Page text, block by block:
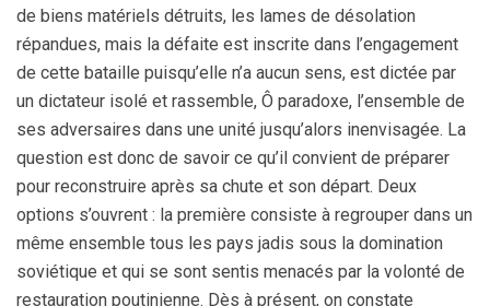
de biens matériels détruits, les lames de désolation
répandues, mais la défaite est inscrite dans l’engagement
de cette bataille puisqu’elle n’a aucun sens, est dictée par
un dictateur isolé et rassemble, Ô paradoxe, l’ensemble de
ses adversaires dans une unité jusqu’alors inenvisagée. La
question est donc de savoir ce qu’il convient de préparer
pour reconstruire après sa chute et son départ. Deux
options s’ouvrent : la première consiste à regrouper dans un
même ensemble tous les pays jadis sous la domination
soviétique et qui se sont sentis menacés par la volonté de
restauration poutinienne. Dès à présent, on constate